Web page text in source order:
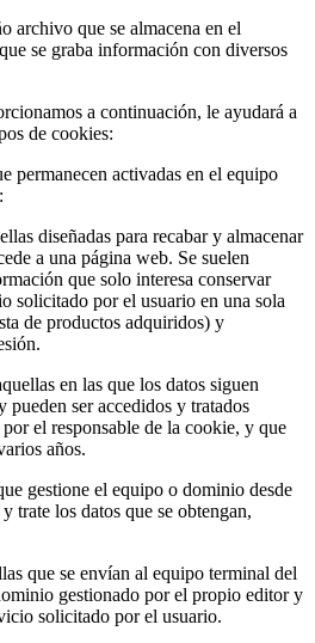
archivo que se almacena en el
se graba información con diversos
a continuación, le ayudará a
de cookies:
permanecen activadas en el equipo
diseñadas para recabar y almacenar
a una página web. Se suelen
que solo interesa conservar
solicitado por el usuario en una sola
de productos adquiridos) y
en las que los datos siguen
pueden ser accedidos y tratados
el responsable de la cookie, y que
años.
gestione el equipo o dominio desde
trate los datos que se obtengan,
que se envían al equipo terminal del
gestionado por el propio editor y
solicitado por el usuario.